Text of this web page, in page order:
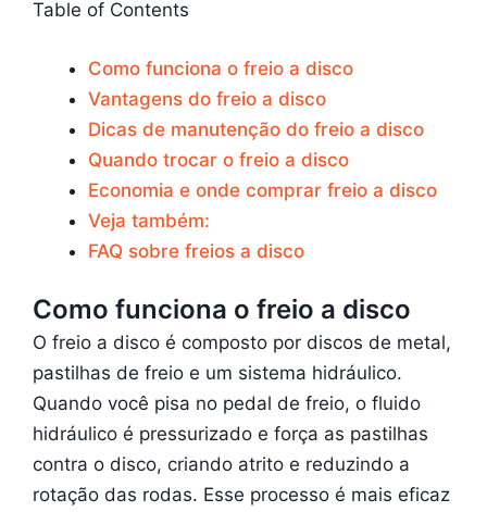
Table of Contents
Como funciona o freio a disco
Vantagens do freio a disco
Dicas de manutenção do freio a disco
Quando trocar o freio a disco
Economia e onde comprar freio a disco
Veja também:
FAQ sobre freios a disco
Como funciona o freio a disco
O freio a disco é composto por discos de metal,
pastilhas de freio e um sistema hidráulico.
Quando você pisa no pedal de freio, o fluido
hidráulico é pressurizado e força as pastilhas
contra o disco, criando atrito e reduzindo a
rotação das rodas. Esse processo é mais eficaz